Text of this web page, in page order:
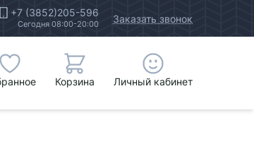
+7 (3852)205-596
Сегодня 08:00-20:00 Заказать звонок
Корзина Личный кабинет